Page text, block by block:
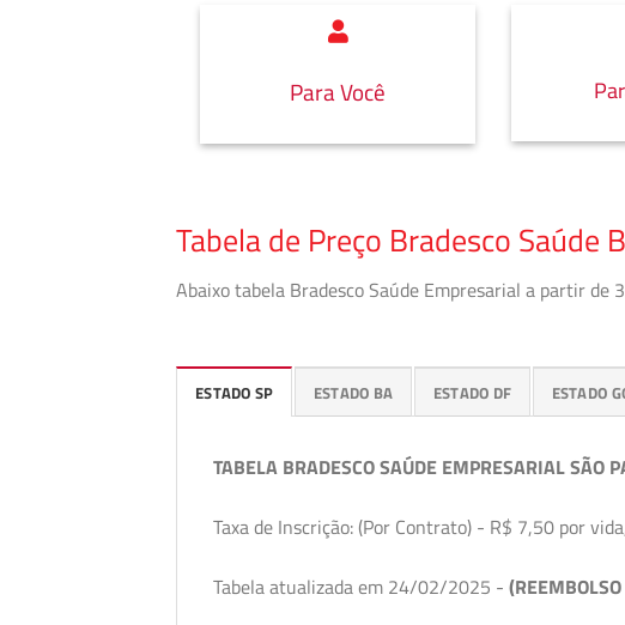
Para Você
Tabela de Preço Bradesco Saúde
Abaixo tabela Bradesco Saúde Empresarial a partir
ESTADO SP ESTADO BA ESTADO DF ESTADO
TABELA BRADESCO SAÚDE EMPRESARIAL SÃO
Taxa de Inscrição: (Por Contrato) - R$ 7,50 por
Tabela atualizada em 24/02/2025 -